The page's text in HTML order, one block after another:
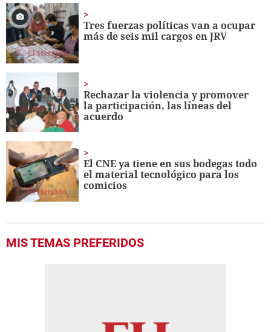
seconds
Tres fuerzas políticas van a ocupar
más de seis mil cargos en JRV
Rechazar la violencia y promover
la participación, las líneas del
acuerdo
El CNE ya tiene en sus bodegas todo
el material tecnológico para los
comicios
MIS TEMAS PREFERIDOS